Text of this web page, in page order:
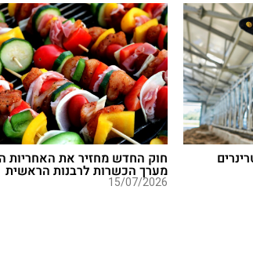
חוק החדש מחזיר את האחריות
מערך הכשרות לרבנות הראשית
15/07/2026